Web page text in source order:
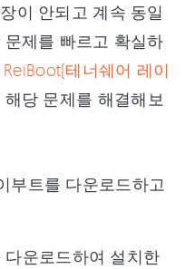
이 안되고 계속 동일
제를 빠르고 확실하
테너쉐어 레이
당 문제를 해결해보
부트를 다운로드하고
운로드하여 설치한